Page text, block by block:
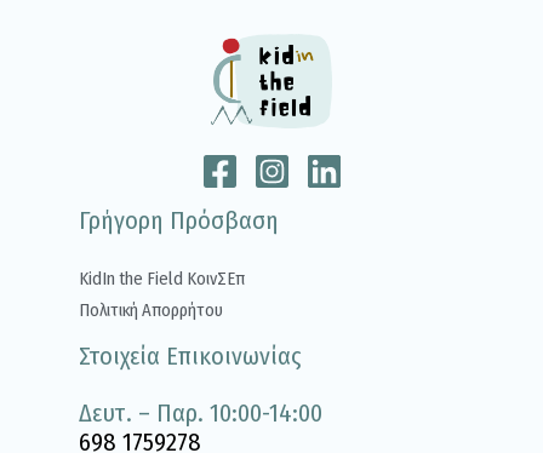
Γρήγορη Πρόσβαση
KidIn the Field ΚοινΣΕπ
Πολιτική Απορρήτου
Στοιχεία Επικοινωνίας
Δευτ. – Παρ. 10:00-14:00
698 1759278